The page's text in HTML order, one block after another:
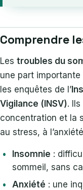
Comprendre
Les troubles du
une part
les enquêtes de l’
Vigilance (INSV).
concentration et la
au stress, à
Insomnie :
sommeil, sans
Anxiété : une